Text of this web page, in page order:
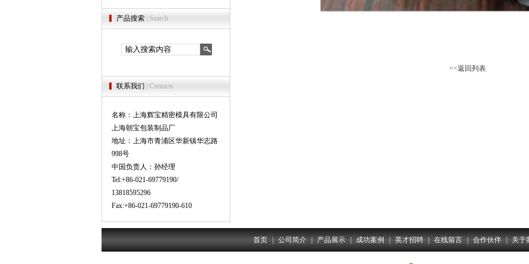
产品搜索 | Search
联系我们 | Contacts
名称：上海辉宝精密模具有限公司
上海朝宝包装制品厂
地址：上海市青浦区华新镇华志路
998号
中国负责人：孙经理
Tel:+86-021-69779190/
13818595296
Fax:+86-021-69779190-610
<<返回列表
首页 公司简介 产品展示 成功案例 英才招聘 在线留言 合作伙伴 关于